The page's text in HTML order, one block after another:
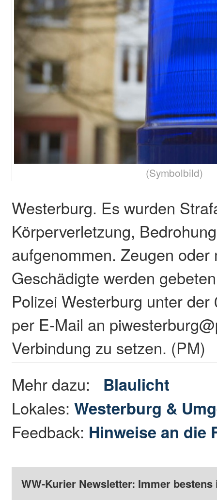
(Symbolbild)
Westerburg. Es wurden
Körperverletzung,
aufgenommen. Zeugen oder
Geschädigte werden
Polizei Westerburg unter
per E-Mail an
Verbindung zu setzen. (PM)
Mehr dazu: Blaulicht
Lokales:Westerburg &
Feedback: Hinweise an die
WW-Kurier Newsletter: Immer